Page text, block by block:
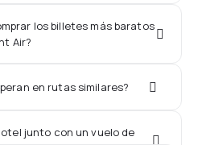
los billetes más baratos
Air?
en rutas similares?
junto con un vuelo de